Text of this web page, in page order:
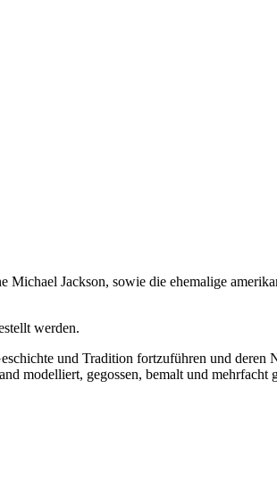
Jackson, sowie die ehemalige
werden.
und Tradition fortzuführen und deren
modelliert, gegossen, bemalt und mehrfacht